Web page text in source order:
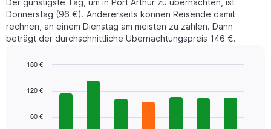
im
jeweiligen
Monat
an.
Diagramm
die
Der günstigste Tag, um in Port Arthur zu übernachten, ist
Donnerstag (96 €). Andererseits können Reisende damit
rechnen, an einem Dienstag am meisten zu zahlen. Dann
beträgt der durchschnittliche Übernachtungspreis 146 €.
chart
bars.
60 €
120 €
180 €